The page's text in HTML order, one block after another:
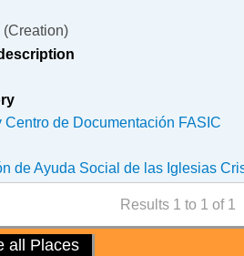
(Creation)
Centro de Documentación FASIC
de Ayuda Social de las Iglesias
Results 1 to 1 of 1
all Places